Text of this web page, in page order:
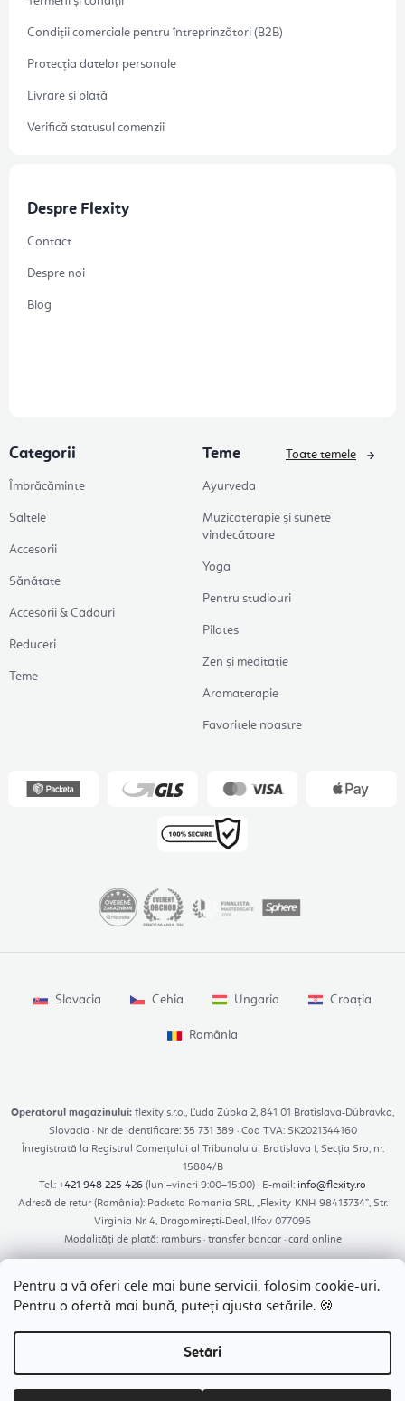
Pentru a vă oferi cele mai bune servicii, folosim cookie-uri.
Pentru o ofertă mai bună, puteți ajusta setările. 🍪
Setări
Condiții comerciale pentru întreprinzători (B2B)
Protecția datelor personale
Livrare și plată
Verifică statusul comenzii
Despre Flexity
Contact
Despre noi
Blog
Categorii
Îmbrăcăminte
Saltele
Accesorii
Sănătate
Accesorii & Cadouri
Reduceri
Teme
Teme
Ayurveda
Muzicoterapie și sunete
vindecătoare
Yoga
Pentru studiouri
Pilates
Zen și meditație
Aromaterapie
Favoritele noastre
Toate temele
Slovacia Cehia Ungaria Croația
România
Operatorul magazinului: flexity s.r.o., Ľuda Zúbka 2, 841 01 Bratislava-Dúbravka,
Slovacia · Nr. de identificare: 35 731 389 · Cod TVA: SK2021344160
Înregistrată la Registrul Comerțului al Tribunalului Bratislava I, Secția Sro, nr.
15884/B
Tel.: +421 948 225 426 (luni–vineri 9:00–15:00) · E-mail: info@flexity.ro
Adresă de retur (România): Packeta Romania SRL, „Flexity-KNH-98413734”, Str.
Virginia Nr. 4, Dragomirești-Deal, Ilfov 077096
Modalități de plată: ramburs · transfer bancar · card online
urilor